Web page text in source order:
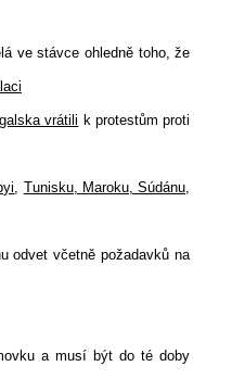
ve stávce ohledně toho, že
vrátili k protestům proti
, Tunisku, Maroku, Súdánu,
odvet včetně požadavků na
a musí být do té doby